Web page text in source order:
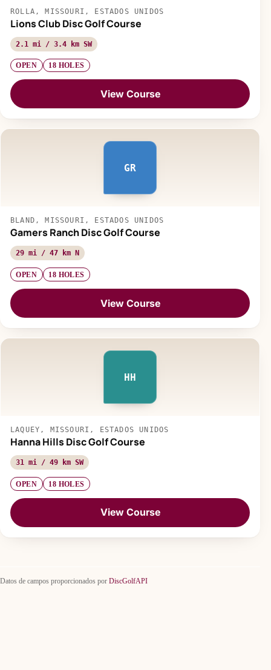
ROLLA, MISSOURI, ESTADOS UNIDOS
Lions Club Disc Golf Course
2.1 mi / 3.4 km SW
OPEN 18 HOLES
View Course
GR
BLAND, MISSOURI, ESTADOS UNIDOS
Gamers Ranch Disc Golf Course
29 mi / 47 km N
OPEN 18 HOLES
View Course
HH
LAQUEY, MISSOURI, ESTADOS UNIDOS
Hanna Hills Disc Golf Course
31 mi / 49 km SW
OPEN 18 HOLES
View Course
Datos de campos proporcionados por DiscGolfAPI